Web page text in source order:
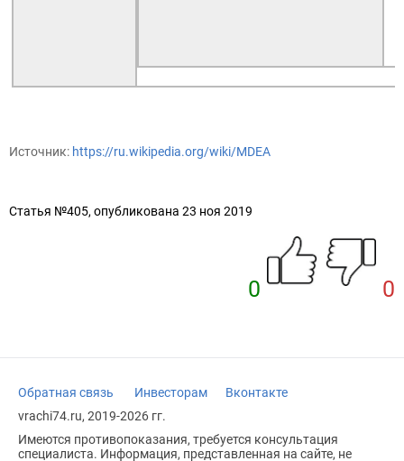
Источник: https://ru.wikipedia.org/wiki/MDEA
Статья №405, опубликована 23 ноя 2019
0 0
Обратная связь Инвесторам
Вконтакте
vrachi74.ru, 2019-2026 гг.
Имеются противопоказания, требуется консультация
специалиста. Информация, представленная на сайте, не